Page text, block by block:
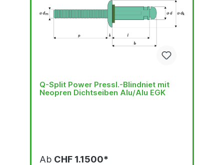
Q-Split Power Pressl.-Blindniet mit
Neopren Dichtseiben Alu/Alu EGK
Ab CHF 1.1500*